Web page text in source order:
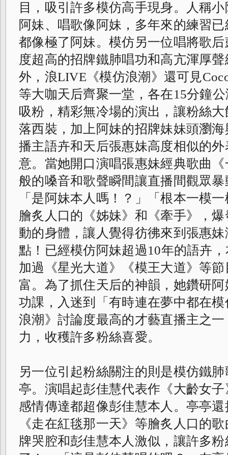
目， 吸引許多模仿高手現身。人稱
阿妹、 唱歌像阿妹， 多年來的練習
都像極了阿妹。模仿另一位唱將歌
度超高的招牌鐵肺唱功和高亢渾厚
外，浪LIVE《模仿浪潮》還可見
等大咖天后齊聚一堂， 各在15分鐘
吸粉，精彩無冷場的演出， 讓粉絲
落西裝， 加上阿妹的招牌妹妹頭瀏
播主語卉和天后張惠妹高度相似的外
意。當她開口演唱張惠妹經典歌曲
般的嗓音和歌聲瞬間讓直播間觀眾暴
「是阿妹本人嗎！？」「根本一模
膾炙人口的《姊妹》和《牽手》，爆
動的身體，讓人覺得彷彿來到張惠
點！ 已經模仿阿妹超過10年的語卉
加過《星光大道》《模王大道》等
富。 為了抓住天后的神韻，她鑽研
功課， 入迷到「有時連在夢中都在
浪潮》 討論度最高的才藝直播主之
力， 收穫許多粉絲喜愛。
另一位引起粉絲關注的則是模仿鐵
亭。 演唱起彭佳慧代表作《大齡女子
感情傳達都超像彭佳慧本人。亭亭
《走在紅毯那一天》等膾炙人口的
牌哭腔和彭佳慧本人激似，讓許多